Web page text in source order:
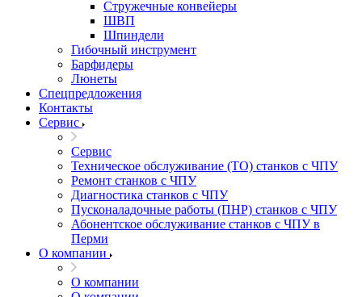
Стружечные конвейеры
ШВП
Шпиндели
Гибочный инструмент
Барфидеры
Люнеты
Спецпредложения
Контакты
Сервис
Сервис
Техническое обслуживание (ТО) станков с ЧПУ
Ремонт станков с ЧПУ
Диагностика станков с ЧПУ
Пусконаладочные работы (ПНР) станков с ЧПУ
Абонентское обслуживание станков с ЧПУ в
Перми
О компании
О компании